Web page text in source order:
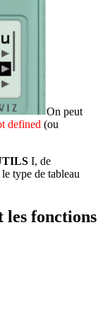
On peut
defined (ou
I, de
type de tableau
les fonctions